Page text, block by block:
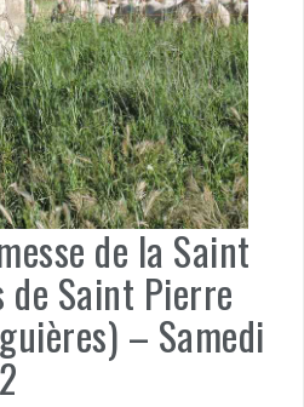
de la Saint
de Saint Pierre
– Samedi